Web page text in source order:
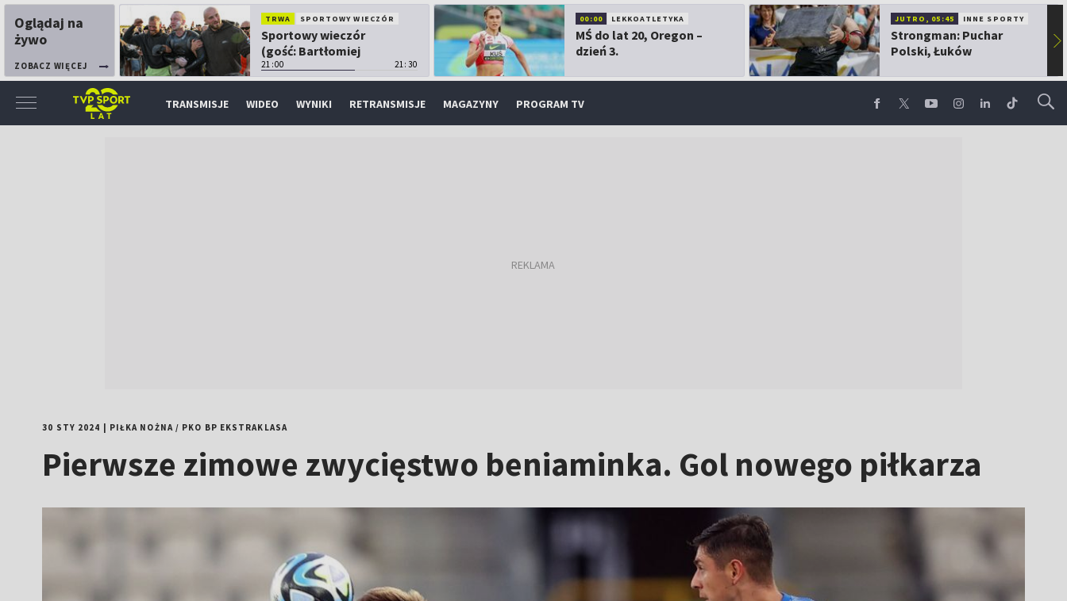
Oglądaj na
żywo
ZOBACZ WIĘCEJ
TRWA SPORTOWY WIECZÓR
Sportowy wieczór
(gość: Bartłomiej
Kubkowski)
21:00 21:30
00:00 LEKKOATLETYKA
MŚ do lat 20, Oregon –
dzień 3.
JUTRO, 05:45 INNE SPORTY
Strongman: Puchar
Polski, Łuków
▶
TRANSMISJE WIDEO WYNIKI RETRANSMISJE MAGAZYNY PROGRAM TV
30 STY 2024 PIŁKA NOŻNA/ PKO BP EKSTRAKLASA
Pierwsze zimowe zwycięstwo beniaminka. Gol nowego piłkarza